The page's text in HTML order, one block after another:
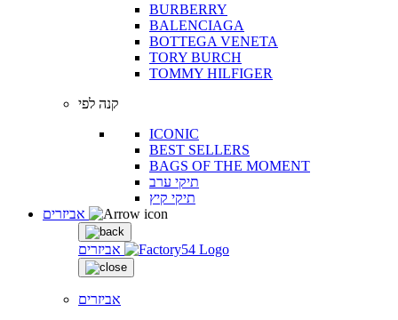
BURBERRY
BALENCIAGA
BOTTEGA VENETA
TORY BURCH
TOMMY HILFIGER
קנה לפי
ICONIC
BEST SELLERS
BAGS OF THE MOMENT
תיקי ערב
תיקי קיץ
אביזרים
אביזרים